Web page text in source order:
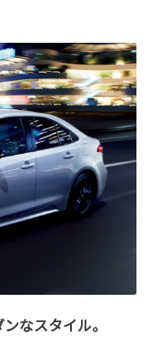
なスタイル。